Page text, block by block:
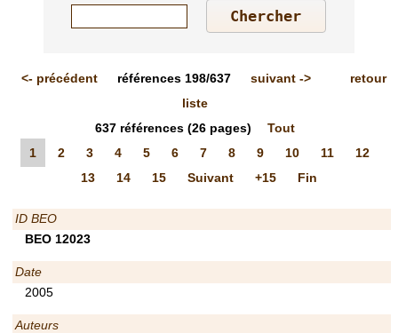
<- précédent références198/637 suivant->
retour
liste
637 références(26 pages)
Tout
1
2 3 4 5 6 7 8 9 10 11
12
13
14 15 Suivant +15 Fin
ID BEO
BEO 12023
Date
2005
Auteurs